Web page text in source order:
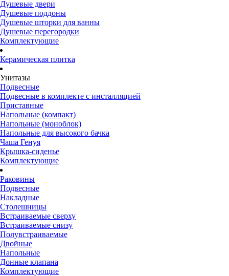
Душевые двери
Душевые поддоны
Душевые шторки для ванны
Душевые перегородки
Комплектующие
Керамическая плитка
Унитазы
Подвесные
Подвесные в комплекте с инсталляцией
Приставные
Напольные (компакт)
Напольные (моноблок)
Напольные для высокого бачка
Чаша Генуя
Крышка-сиденье
Комплектующие
Раковины
Подвесные
Накладные
Столешницы
Встраиваемые сверху
Встраиваемые снизу
Полувстраиваемые
Двойные
Напольные
Донные клапана
Комплектующие